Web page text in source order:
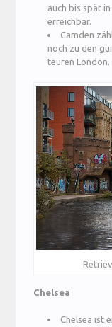
auch bis spät
erreichbar.
Camden
noch zu den
teuren London.
Chelsea
Chelsea ist